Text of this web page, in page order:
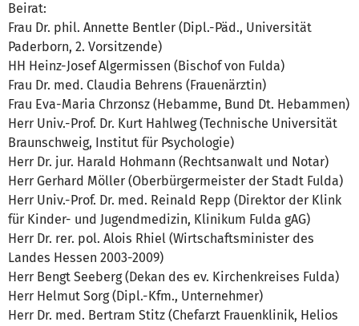
Beirat:
Frau Dr. phil. Annette Bentler (Dipl.-Päd., Universität
Paderborn, 2. Vorsitzende)
HH Heinz-Josef Algermissen (Bischof von Fulda)
Frau Dr. med. Claudia Behrens (Frauenärztin)
Frau Eva-Maria Chrzonsz (Hebamme, Bund Dt. Hebammen)
Herr Univ.-Prof. Dr. Kurt Hahlweg (Technische Universität
Braunschweig, Institut für Psychologie)
Herr Dr. jur. Harald Hohmann (Rechtsanwalt und Notar)
Herr Gerhard Möller (Oberbürgermeister der Stadt Fulda)
Herr Univ.-Prof. Dr. med. Reinald Repp (Direktor der Klink
für Kinder- und Jugendmedizin, Klinikum Fulda gAG)
Herr Dr. rer. pol. Alois Rhiel (Wirtschaftsminister des
Landes Hessen 2003-2009)
Herr Bengt Seeberg (Dekan des ev. Kirchenkreises Fulda)
Herr Helmut Sorg (Dipl.-Kfm., Unternehmer)
Herr Dr. med. Bertram Stitz (Chefarzt Frauenklinik, Helios